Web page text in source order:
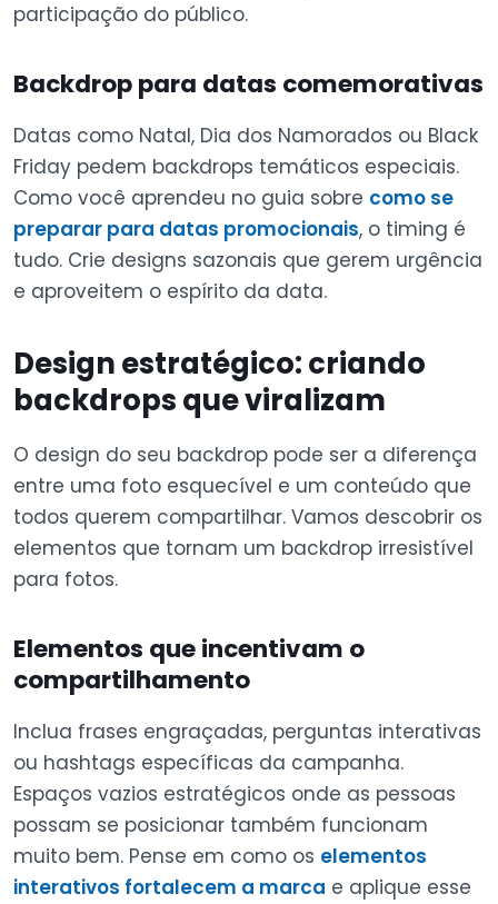
participação do público.
Backdrop para datas comemorativas
Datas como Natal, Dia dos Namorados ou Black
Friday pedem backdrops temáticos especiais.
Como você aprendeu no guia sobre como se
preparar para datas promocionais, o timing é
tudo. Crie designs sazonais que gerem urgência
e aproveitem o espírito da data.
Design estratégico: criando
backdrops que viralizam
O design do seu backdrop pode ser a diferença
entre uma foto esquecível e um conteúdo que
todos querem compartilhar. Vamos descobrir os
elementos que tornam um backdrop irresistível
para fotos.
Elementos que incentivam o
compartilhamento
Inclua frases engraçadas, perguntas interativas
ou hashtags específicas da campanha.
Espaços vazios estratégicos onde as pessoas
possam se posicionar também funcionam
muito bem. Pense em como os elementos
interativos fortalecem a marca e aplique esse